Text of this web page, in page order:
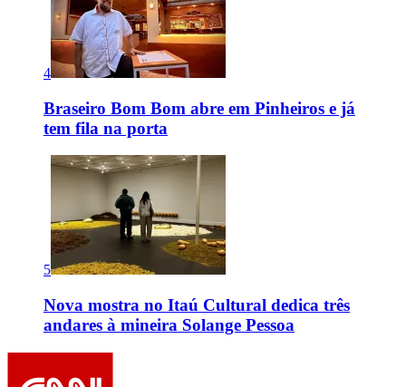
4
Braseiro Bom Bom abre em Pinheiros e já
tem fila na porta
5
Nova mostra no Itaú Cultural dedica três
andares à mineira Solange Pessoa